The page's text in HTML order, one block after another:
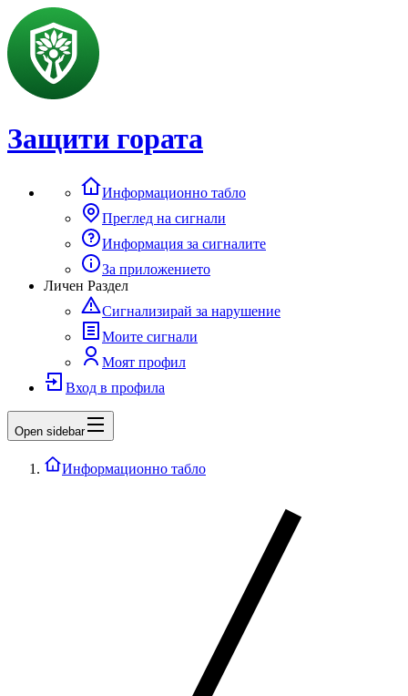
Защити гората
Информационно табло
Преглед на сигнали
Информация за сигналите
За приложението
Личен Раздел
Сигнализирай за нарушение
Моите сигнали
Моят профил
Вход в профила
Open sidebar
Информационно табло